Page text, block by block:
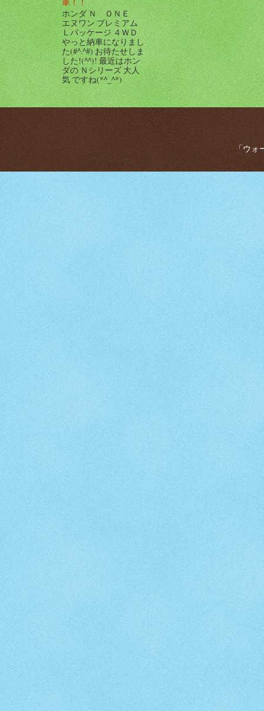
ホンダ Ｎ ＯＮＥ
エヌワン プレミアム
Ｌパッケージ ４ＷＤ
やっと納車になりまし
た(#^.^#) お待たせしま
した!(^^)! 最近はホン
ダの Ｎシリーズ 大人
気 ですね(*^_^*)
「ウ